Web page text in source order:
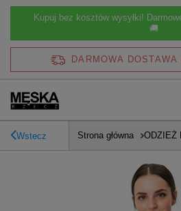
Kupuj bez kosztów wysyłki!
🚚
DARMOWA DOSTAWA
Wstecz Strona główna ODZIEŻ